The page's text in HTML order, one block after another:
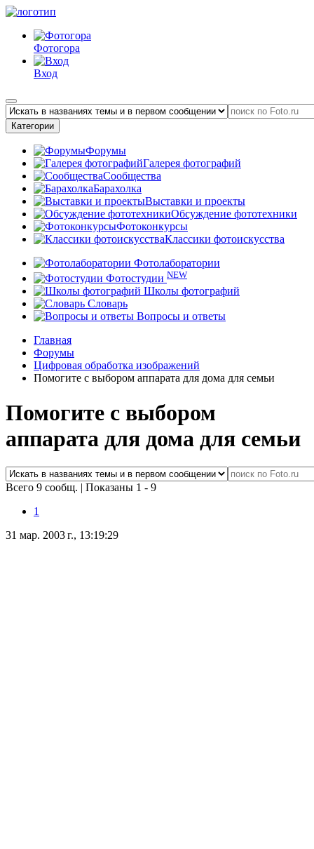
Фотогора
Вход
Категории
Форумы
Галерея фотографий
Сообщества
Барахолка
Выставки и проекты
Обсуждение фототехники
Фотоконкурсы
Классики фотоискусства
Фотолаборатории
Фотостудии NEW
Школы фотографий
Словарь
Вопросы и ответы
Главная
Форумы
Цифровая обработка изображений
Помогите с выбором аппарата для дома для семьи
Помогите с выбором
аппарата для дома для семьи
Всего 9 сообщ. | Показаны 1 - 9
1
31 мар. 2003 г., 13:19:29